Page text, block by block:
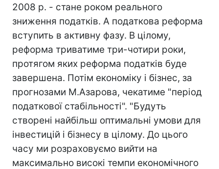
2008 р. - стане роком реального
зниження податків. А податкова реформа
вступить в активну фазу. В цілому,
реформа триватиме три-чотири роки,
протягом яких реформа податків буде
завершена. Потім економіку і бізнес, за
прогнозами М.Азарова, чекатиме "період
податкової стабільності". "Будуть
створені найбільш оптимальні умови для
інвестицій і бізнесу в цілому. До цього
часу ми розраховуємо вийти на
максимально високі темпи економічного